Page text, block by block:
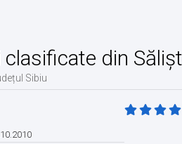
din
Sibiu